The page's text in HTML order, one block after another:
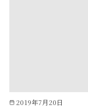
2019年7月20日